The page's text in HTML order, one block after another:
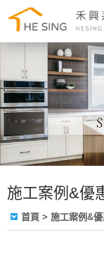
施工案例&優
首頁 > 施工案例&